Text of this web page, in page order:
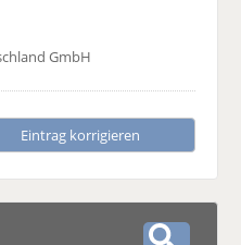
GmbH
Eintrag korrigieren